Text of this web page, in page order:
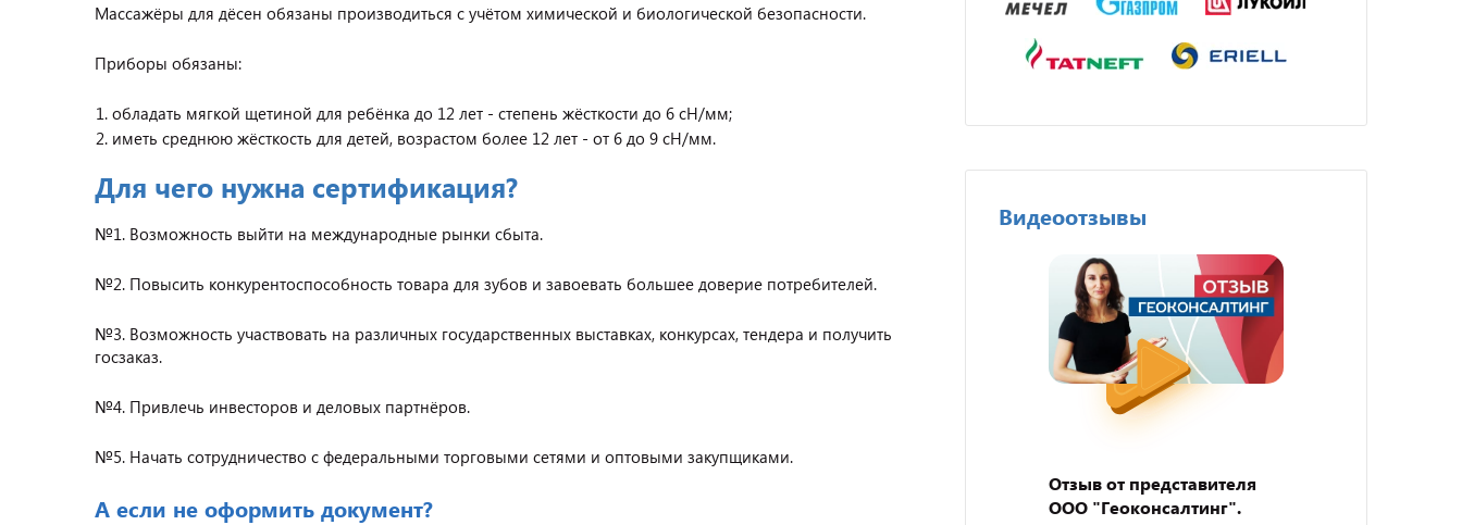
Массажёры для дёсен обязаны производиться с учётом химической и биологической безопасности.
Приборы обязаны:
обладать мягкой щетиной для ребёнка до 12 лет - степень жёсткости до 6 сН/мм;
иметь среднюю жёсткость для детей, возрастом более 12 лет - от 6 до 9 сН/мм.
Для чего нужна сертификация?
№1. Возможность выйти на международные рынки сбыта.
№2. Повысить конкурентоспособность товара для зубов и завоевать большее доверие потребителей.
№3. Возможность участвовать на различных государственных выставках, конкурсах, тендера и получить
госзаказ.
№4. Привлечь инвесторов и деловых партнёров.
№5. Начать сотрудничество с федеральными торговыми сетями и оптовыми закупщиками.
А если не оформить документ?
Видеоотзывы
Отзыв от представителя
ООО "Геоконсалтинг".